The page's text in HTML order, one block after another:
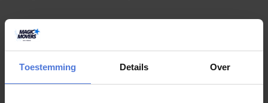
Toestemming Details Over
juli 29, 2026
Verhuizen zonder chaos? Dit zijn mijn
beste tips